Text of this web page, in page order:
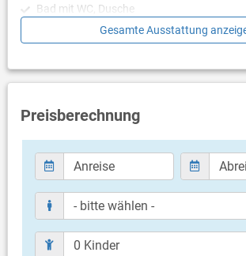
Bad mit WC, Dusche
Balkon & Terrasse
Terrassengröße: 6 m²
Weitere Informationen
Privater Parkplatz auf dem Grundstück
Haustier erlaubt (gegen Gebühr: 20.00 €
Haustier)
Klimaanlage im Preis inklusive
Bettwäsche vorhanden
Handtücher vorhanden
Fön
Gesamte Ausstattung
Preisberechnung